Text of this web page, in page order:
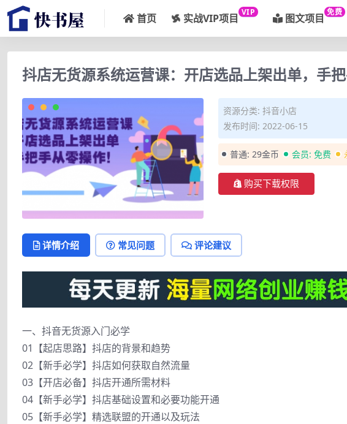
首页 实战VIP项目 VIP 图文项目 免费
抖店无货源系统运营课：开店选品上架出单，手把
资源分类: 抖音小店
发布时间: 2022-06-15
普通: 29金币 会员: 免费
购买下载权限
详情介绍 常见问题 评论建议
一、抖音无货源入门必学
01【起店思路】抖店的背景和趋势
02【新手必学】抖店如何获取自然流量
03【开店必备】抖店开通所需材料
04【新手必学】抖店基础设置和必要功能开通
05【新手必学】精选联盟的开通以及玩法